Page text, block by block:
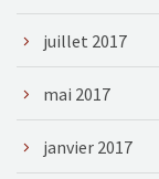
juillet 2017
mai 2017
janvier 2017